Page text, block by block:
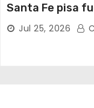
Santa Fe pisa
Jul 25, 2026